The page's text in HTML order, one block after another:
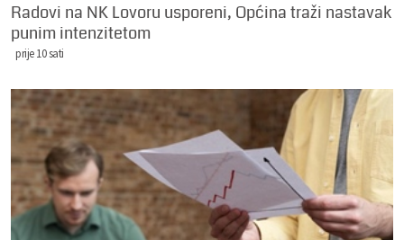
Radovi na NK Lovoru usporeni, Općina traži nastavak
punim intenzitetom
prije 10 sati